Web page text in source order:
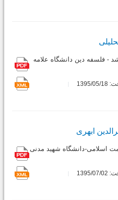
- فلسفه دین دانشگاه علامه
05/18
ابهرى
اسلامی-دانشگاه شهید مدنی
07/02